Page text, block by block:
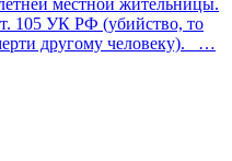
местной жительницы.
105 УК РФ (убийство, то
другому человеку).
…